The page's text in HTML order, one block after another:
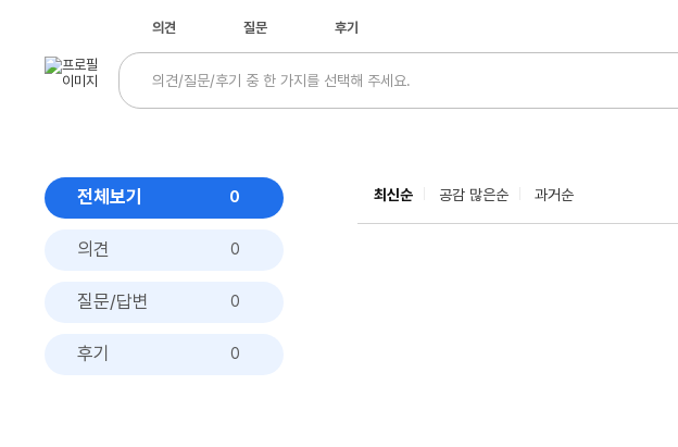
의견 질문 후기
전체보기 0
의견 0
질문/답변 0
후기 0
최신순 공감 많은순 과거순